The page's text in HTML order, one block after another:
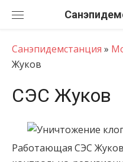
Санэпидемстанция »
Жуков
СЭС Жуков
Работающая СЭС